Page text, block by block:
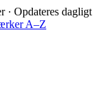
· Opdateres dagligt
A–Z